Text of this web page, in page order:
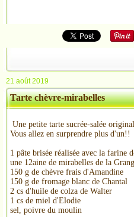
21 août 2019
Tarte chèvre-mirabelles
Une petite tarte sucrée-salée
Vous allez en surprendre plus d'un!!
1 pâte brisée réalisée avec la farine
une 12aine de mirabelles de la
150 g de chèvre frais d'Amandine
150 g de fromage blanc de Chantal
2 cs d'huile de colza de Walter
1 cs de miel d'Elodie
sel, poivre du moulin